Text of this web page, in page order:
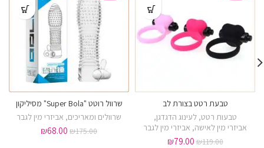
ורוד ירוק
טבעת רטט בצורת לב
טבעות רטט,לעינוג הדגדגן,
אביזרי מין לאישה, אביזרי מין לגבר
₪119.00
₪79.00
שרוול רוטט "Super Bola" מסיליקון
שרוולים ומאריכים, אביזרי מין לגבר
₪175.00
₪68.00